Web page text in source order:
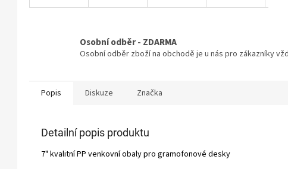
Osobní odběr - ZDARMA
Osobní odběr zboží na obchodě je u nás pro zákazníky
Popis Diskuze Značka
Detailní popis produktu
7" kvalitní PP venkovní obaly pro gramofonové desky